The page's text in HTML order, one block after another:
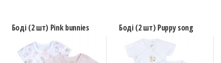
Боді (2 шт) Pink bunnies Боді (2 шт) Puppy song